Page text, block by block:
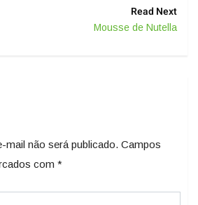
Read Next
Mousse de Nutella
mail não será publicado. Campos
com *